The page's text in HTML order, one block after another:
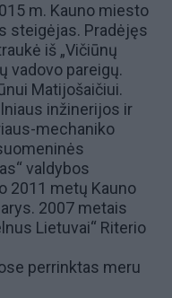
m. Kauno miesto
steigėjas. Pradėjęs
iš „Vičiūnų
vadovo pareigų.
Matijošaičiui.
inžinerijos ir
mechaniko
“ valdybos
2011 metų Kauno
2007 metais
Lietuvai“ Riterio
perrinktas meru